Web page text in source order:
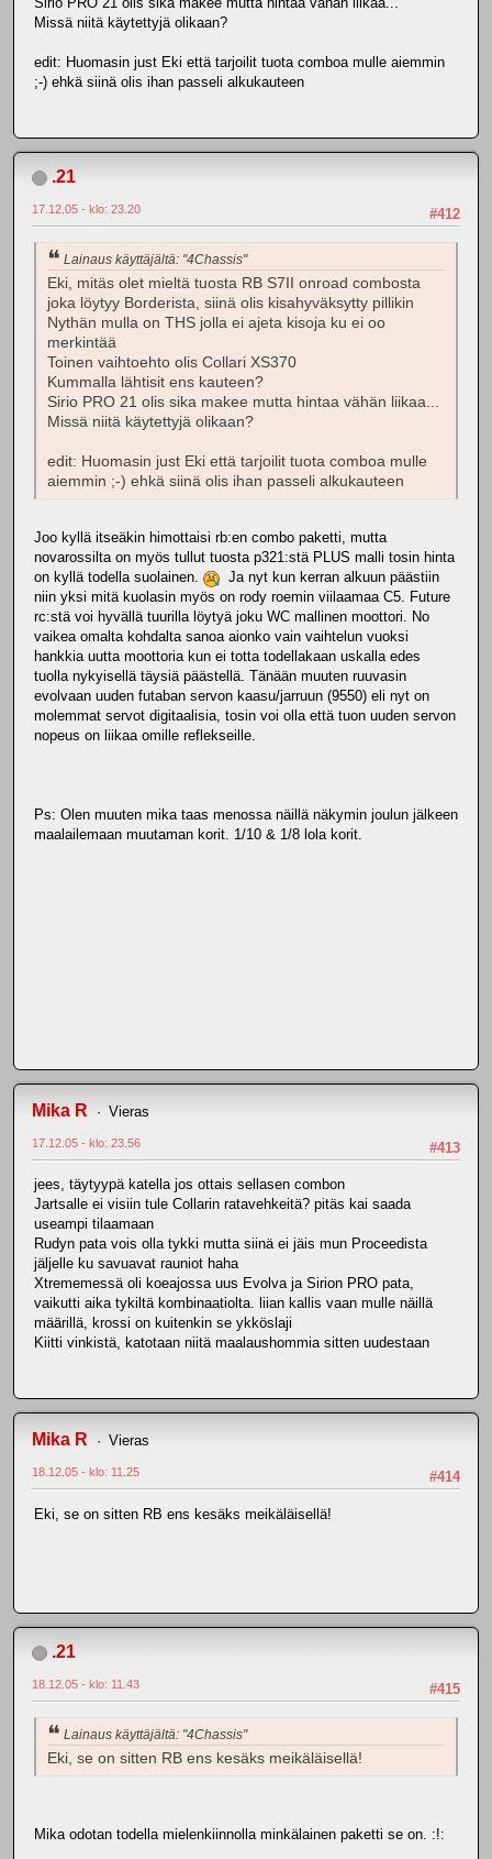
Missä niitä käytettyjä olikaan?
edit: Huomasin just Eki että tarjoilit tuota comboa mulle aiemmin
;-) ehkä siinä olis ihan passeli alkukauteen
.21
#412
17.12.05 - klo: 23.20
Lainaus käyttäjältä: "4Chassis"
Eki, mitäs olet mieltä tuosta RB S7II onroad combosta
joka löytyy Borderista, siinä olis kisahyväksytty pillikin
Nythän mulla on THS jolla ei ajeta kisoja ku ei oo
merkintää
Toinen vaihtoehto olis Collari XS370
Kummalla lähtisit ens kauteen?
Sirio PRO 21 olis sika makee mutta hintaa vähän liikaa...
Missä niitä käytettyjä olikaan?
edit: Huomasin just Eki että tarjoilit tuota comboa mulle
aiemmin ;-) ehkä siinä olis ihan passeli alkukauteen
Joo kyllä itseäkin himottaisi rb:en combo paketti, mutta
novarossilta on myös tullut tuosta p321:stä PLUS malli tosin hinta
on kyllä todella suolainen.
Ja nyt kun kerran alkuun päästiin
niin yksi mitä kuolasin myös on rody roemin viilaamaa C5. Future
rc:stä voi hyvällä tuurilla löytyä joku WC mallinen moottori. No
vaikea omalta kohdalta sanoa aionko vain vaihtelun vuoksi
hankkia uutta moottoria kun ei totta todellakaan uskalla edes
tuolla nykyisellä täysiä päästellä. Tänään muuten ruuvasin
evolvaan uuden futaban servon kaasu/jarruun (9550) eli nyt on
molemmat servot digitaalisia, tosin voi olla että tuon uuden servon
nopeus on liikaa omille reflekseille.
Ps: Olen muuten mika taas menossa näillä näkymin joulun jälkeen
maalailemaan muutaman korit. 1/10 & 1/8 lola korit.
Mika R Vieras
#413
17.12.05 - klo: 23.56
jees, täytyypä katella jos ottais sellasen combon
Jartsalle ei visiin tule Collarin ratavehkeitä? pitäs kai saada
useampi tilaamaan
Rudyn pata vois olla tykki mutta siinä ei jäis mun Proceedista
jäljelle ku savuavat rauniot haha
Xtrememessä oli koeajossa uus Evolva ja Sirion PRO pata,
vaikutti aika tykiltä kombinaatiolta. liian kallis vaan mulle näillä
määrillä, krossi on kuitenkin se ykköslaji
Kiitti vinkistä, katotaan niitä maalaushommia sitten uudestaan
Mika R Vieras
#414
18.12.05 - klo: 11.25
Eki, se on sitten RB ens kesäks meikäläisellä!
.21
#415
18.12.05 - klo: 11.43
Lainaus käyttäjältä: "4Chassis"
Eki, se on sitten RB ens kesäks meikäläisellä!
Mika odotan todella mielenkiinnolla minkälainen paketti se on. :!: